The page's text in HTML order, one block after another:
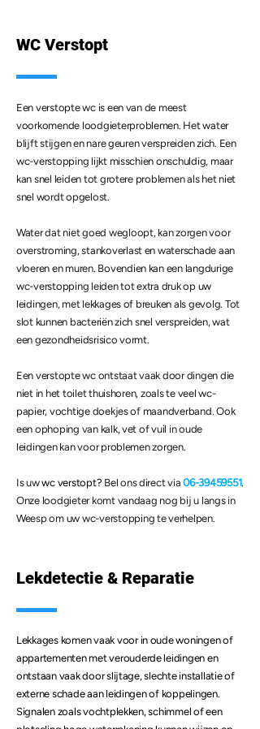
WC Verstopt
Een verstopte wc is een van de meest
voorkomende loodgieterproblemen. Het water
blijft stijgen en nare geuren verspreiden zich. Een
wc-verstopping lijkt misschien onschuldig, maar
kan snel leiden tot grotere problemen als het niet
snel wordt opgelost.
Water dat niet goed wegloopt, kan zorgen voor
overstroming, stankoverlast en waterschade aan
vloeren en muren. Bovendien kan een langdurige
wc-verstopping leiden tot extra druk op uw
leidingen, met lekkages of breuken als gevolg. Tot
slot kunnen bacteriën zich snel verspreiden, wat
een gezondheidsrisico vormt.
Een verstopte wc ontstaat vaak door dingen die
niet in het toilet thuishoren, zoals te veel wc-
papier, vochtige doekjes of maandverband. Ook
een ophoping van kalk, vet of vuil in oude
leidingen kan voor problemen zorgen.
Is uwwc verstopt? Bel ons direct via06-39459551.
Onze loodgieter komt vandaag nog bij u langs in
Weesp om uw wc-verstopping te verhelpen.
Lekdetectie & Reparatie
Lekkages komen vaak voor in oude woningen of
appartementen met verouderde leidingen en
ontstaan vaak door slijtage, slechte installatie of
externe schade aan leidingen of koppelingen.
Signalen zoals vochtplekken, schimmel of een